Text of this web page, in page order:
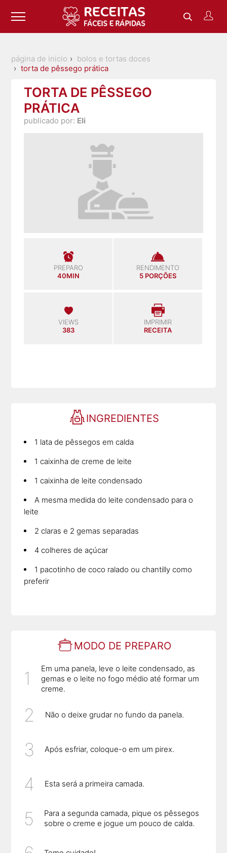
página de inicio
bolos e tortas doces
torta de pêssego prática
TORTA DE PÊSSEGO
PRÁTICA
publicado por: Eli
PREPARO
40MIN
RENDIMENTO
5 PORÇÕES
VIEWS
383
IMPRIMIR
RECEITA
INGREDIENTES
1 lata de pêssegos em calda
1 caixinha de creme de leite
1 caixinha de leite condensado
A mesma medida do leite condensado para o
leite
2 claras e 2 gemas separadas
4 colheres de açúcar
1 pacotinho de coco ralado ou chantilly como
preferir
MODO DE PREPARO
Em uma panela, leve o leite condensado, as
gemas e o leite no fogo médio até formar um
creme.
Não o deixe grudar no fundo da panela.
Após esfriar, coloque-o em um pirex.
Esta será a primeira camada.
Para a segunda camada, pique os pêssegos
sobre o creme e jogue um pouco de calda.